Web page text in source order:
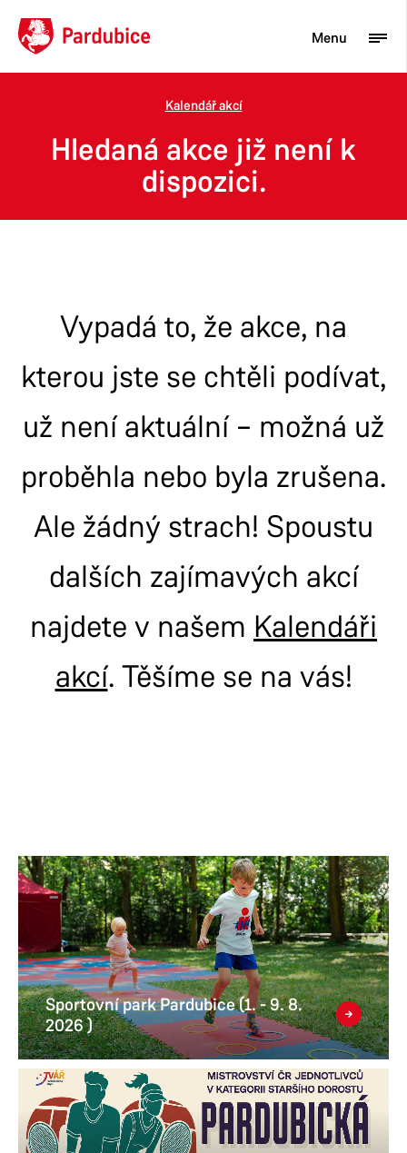
Turista
Aktuality
Kalendář akcí
Hledaná akce již není k
dispozici.
Vypadá to, že akce, na
kterou jste se chtěli podívat,
už není aktuální – možná už
proběhla nebo byla zrušena.
Ale žádný strach! Spoustu
dalších zajímavých akcí
najdete v našem Kalendáři
akcí. Těšíme se na vás!
Sportovní park Pardubice (1. - 9. 8.
2026 )
Menu